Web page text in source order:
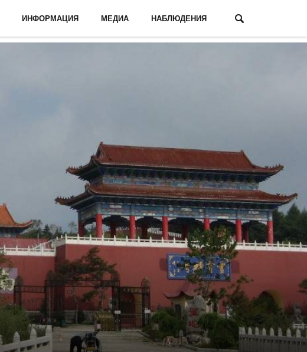
ИНФОРМАЦИЯ МЕДИА НАБЛЮДЕНИЯ